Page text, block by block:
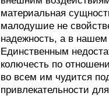
материальная
малодушие не
надежность, а в нашем
Единственным
колючесть по
во всем им чудится
привлекательности